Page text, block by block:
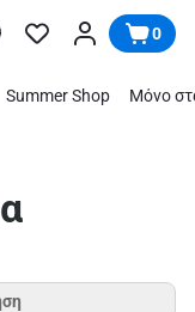
0
Summer Shop Μόνο